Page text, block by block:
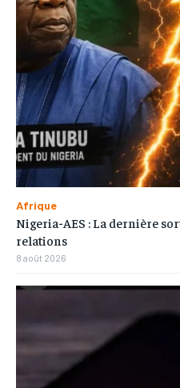
Afrique
Nigeria-AES : La dernière
relations
8 août 2026